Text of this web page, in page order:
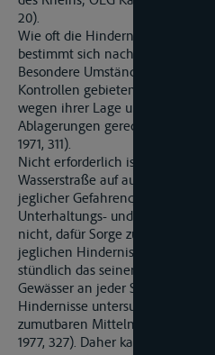
20).
Wie oft die Hindernisfreiheit der
bestimmt sich nach den
Besondere Umstände, etwa
Kontrollen gebieten, allerdings
wegen ihrer Lage und
Ablagerungen gerechnet werden
1971, 311).
Nicht erforderlich ist eine
Wasserstraße auf auftretende
jeglicher Gefahrenquelle (vgl.
Unterhaltungs- und
nicht, dafür Sorge zu tragen, dass
jeglichen Hindernissen ist. Er
stündlich das seiner
Gewässer an jeder Stelle auf
Hindernisse untersuchen, da
zumutbaren Mitteln nicht erfüllt
1977, 327). Daher kann der